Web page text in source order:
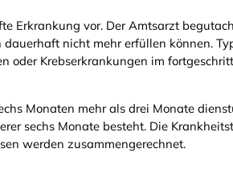
Erkrankung vor. Der Amtsarzt
nicht mehr erfüllen können.
oder Krebserkrankungen im
Monaten mehr als drei Monate
sechs Monate besteht. Die
werden zusammengerechnet.